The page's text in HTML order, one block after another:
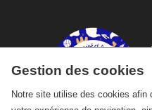
Gestion des cookies
Notre site utilise des cookies afin